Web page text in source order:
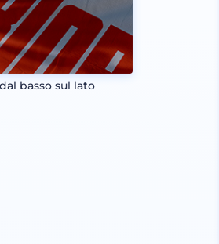
basso sul lato